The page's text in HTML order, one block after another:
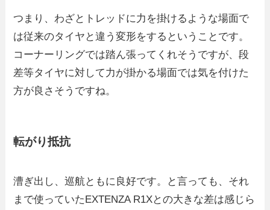
つまり、わざとトレッドに力を掛けるような場面で
は従来のタイヤと違う変形をするということです。
コーナーリングでは踏ん張ってくれそうですが、段
差等タイヤに対して力が掛かる場面では気を付けた
方が良さそうですね。
転がり抵抗
漕ぎ出し、巡航ともに良好です。と言っても、それ
まで使っていたEXTENZA R1Xとの大きな差は感じら